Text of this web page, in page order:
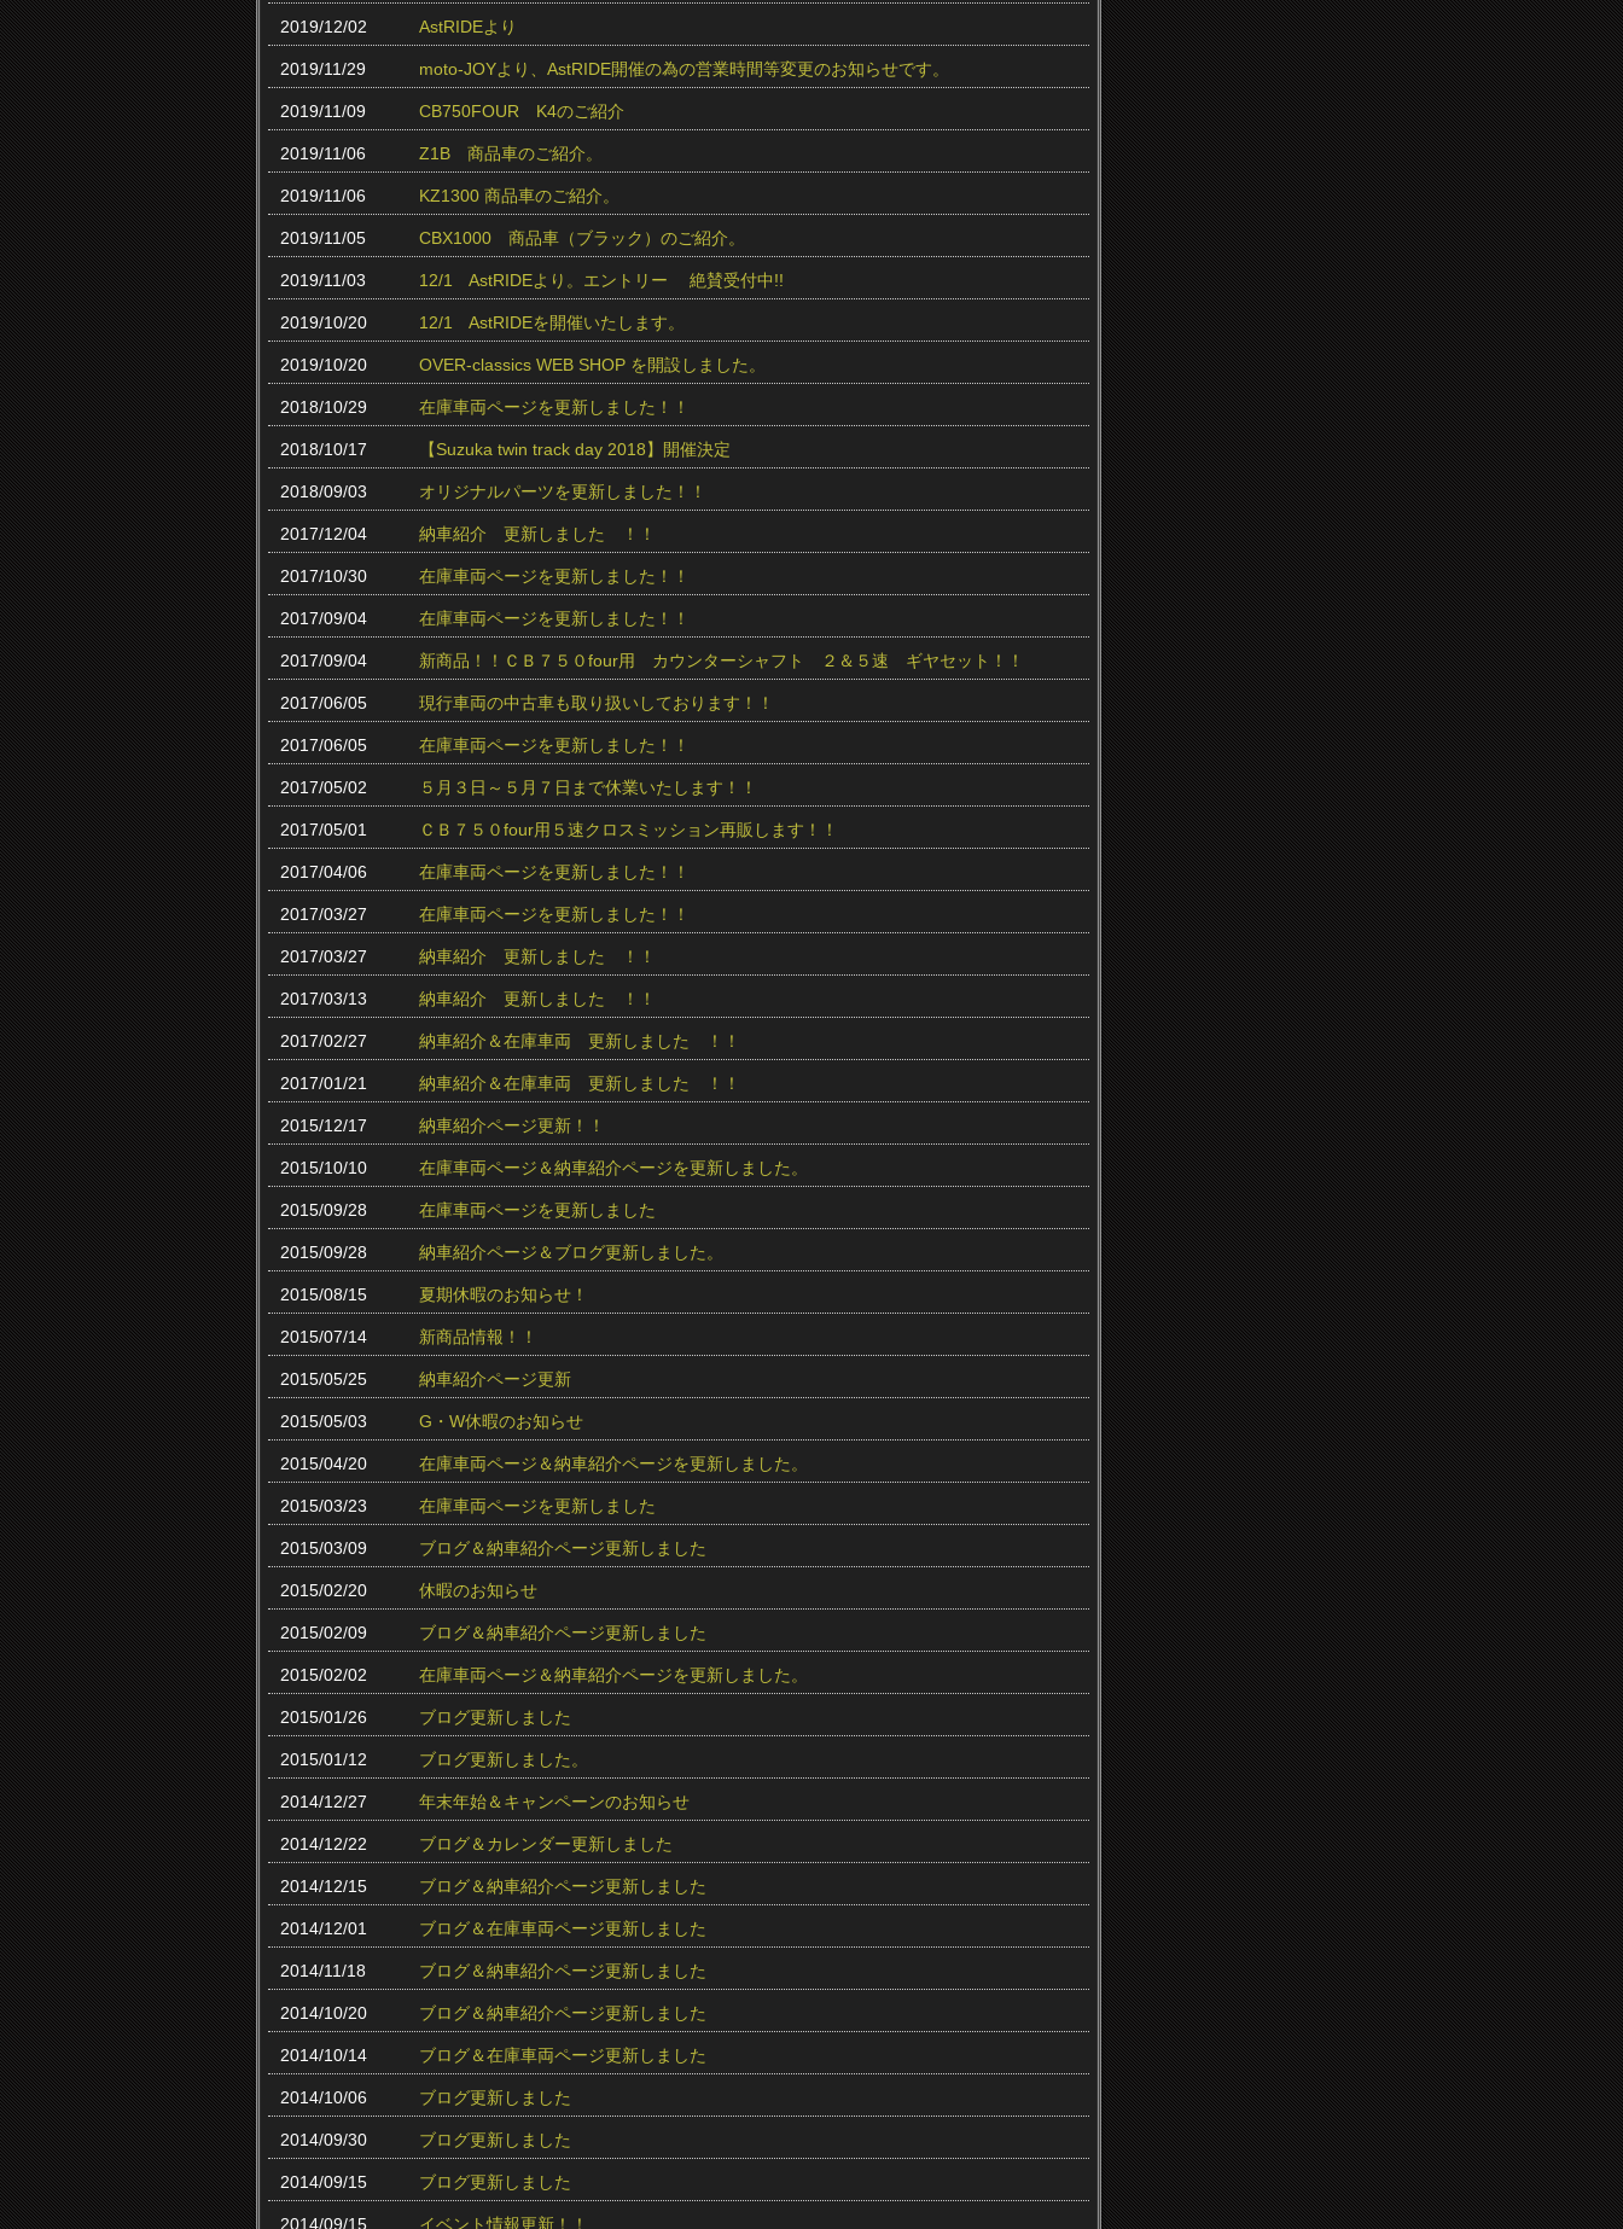
2019/12/02 AstRIDEより
2019/11/29 moto-JOYより、AstRIDE開催の為の営業時間等変更のお知らせです。
2019/11/09 CB750FOUR K4のご紹介
2019/11/06 Z1B 商品車のご紹介。
2019/11/06 KZ1300 商品車のご紹介。
2019/11/05 CBX1000 商品車（ブラック）のご紹介。
2019/11/03 12/1 AstRIDEより。エントリー 絶賛受付中!!
2019/10/20 12/1 AstRIDEを開催いたします。
2019/10/20 OVER-classics WEB SHOP を開設しました。
2018/10/29 在庫車両ページを更新しました！！
2018/10/17 【Suzuka twin track day 2018】開催決定
2018/09/03 オリジナルパーツを更新しました！！
2017/12/04 納車紹介 更新しました ！！
2017/10/30 在庫車両ページを更新しました！！
2017/09/04 在庫車両ページを更新しました！！
2017/09/04 新商品！！ＣＢ７５０four用 カウンターシャフト ２＆５速 ギヤセット！！
2017/06/05 現行車両の中古車も取り扱いしております！！
2017/06/05 在庫車両ページを更新しました！！
2017/05/02 ５月３日～５月７日まで休業いたします！！
2017/05/01 ＣＢ７５０four用５速クロスミッション再販します！！
2017/04/06 在庫車両ページを更新しました！！
2017/03/27 在庫車両ページを更新しました！！
2017/03/27 納車紹介 更新しました ！！
2017/03/13 納車紹介 更新しました ！！
2017/02/27 納車紹介＆在庫車両 更新しました ！！
2017/01/21 納車紹介＆在庫車両 更新しました ！！
2015/12/17 納車紹介ページ更新！！
2015/10/10 在庫車両ページ＆納車紹介ページを更新しました。
2015/09/28 在庫車両ページを更新しました
2015/09/28 納車紹介ページ＆ブログ更新しました。
2015/08/15 夏期休暇のお知らせ！
2015/07/14 新商品情報！！
2015/05/25 納車紹介ページ更新
2015/05/03 G・W休暇のお知らせ
2015/04/20 在庫車両ページ＆納車紹介ページを更新しました。
2015/03/23 在庫車両ページを更新しました
2015/03/09 ブログ＆納車紹介ページ更新しました
2015/02/20 休暇のお知らせ
2015/02/09 ブログ＆納車紹介ページ更新しました
2015/02/02 在庫車両ページ＆納車紹介ページを更新しました。
2015/01/26 ブログ更新しました
2015/01/12 ブログ更新しました。
2014/12/27 年末年始＆キャンペーンのお知らせ
2014/12/22 ブログ＆カレンダー更新しました
2014/12/15 ブログ＆納車紹介ページ更新しました
2014/12/01 ブログ＆在庫車両ページ更新しました
2014/11/18 ブログ＆納車紹介ページ更新しました
2014/10/20 ブログ＆納車紹介ページ更新しました
2014/10/14 ブログ＆在庫車両ページ更新しました
2014/10/06 ブログ更新しました
2014/09/30 ブログ更新しました
2014/09/15 ブログ更新しました
2014/09/15 イベント情報更新！！